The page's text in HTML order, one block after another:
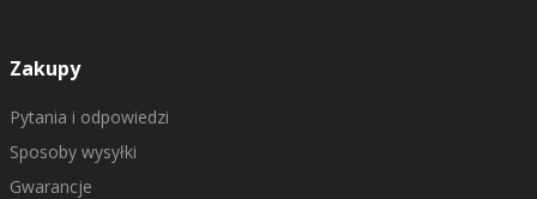
Zakupy
Pytania i odpowiedzi
Sposoby wysyłki
Gwarancje